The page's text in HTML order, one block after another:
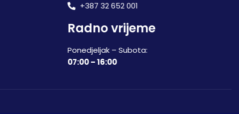
+387 32 652 001
Radno vrijeme
Ponedjeljak – Subota:
07:00 – 16:00